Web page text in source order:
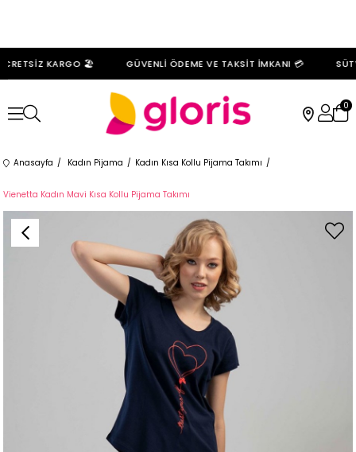
KARGO 🏖️ GÜVENLİ ÖDEME VE TAKSİT İMKANI 💳
0
Anasayfa Kadın Pijama Kadın Kısa Kollu Pijama Takımı
Vienetta Kadın Mavi Kısa Kollu Pijama Takımı